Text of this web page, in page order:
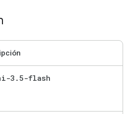
3.5-flash